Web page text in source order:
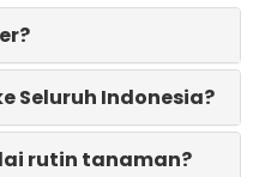
Seluruh Indonesia?
rutin tanaman?